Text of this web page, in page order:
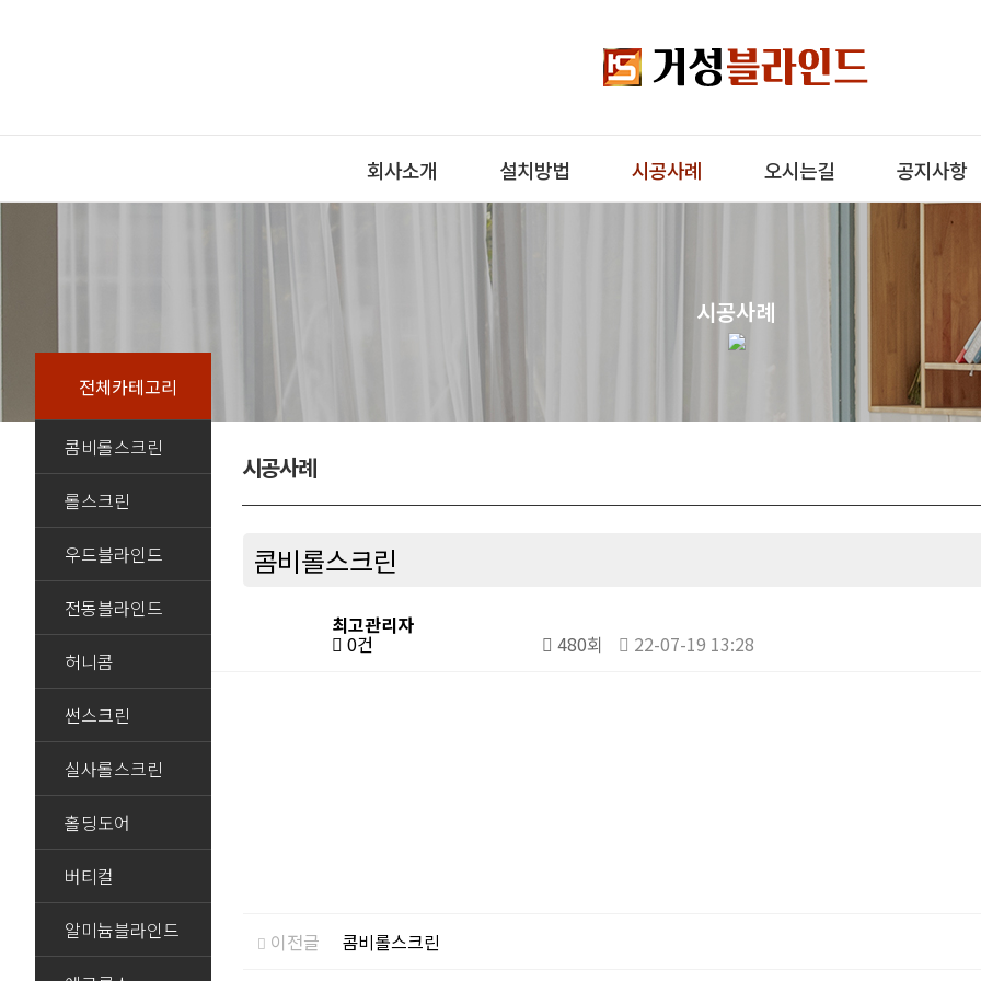
회사소개 설치방법 시공사례 오시는길 공지사항
시공사례
전체카테고리
콤비롤스크린
롤스크린
우드블라인드
전동블라인드
허니콤
썬스크린
실사롤스크린
홀딩도어
버티컬
알미늄블라인드
시공사례
콤비롤스크린
최고관리자
0건 480회 22-07-19 13:28
이전글 콤비롤스크린